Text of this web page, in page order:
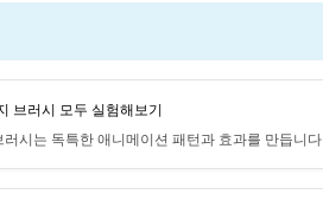
브러시 모두 실험해보기
러시는 독특한 애니메이션 패턴과 효과를 만듭니다